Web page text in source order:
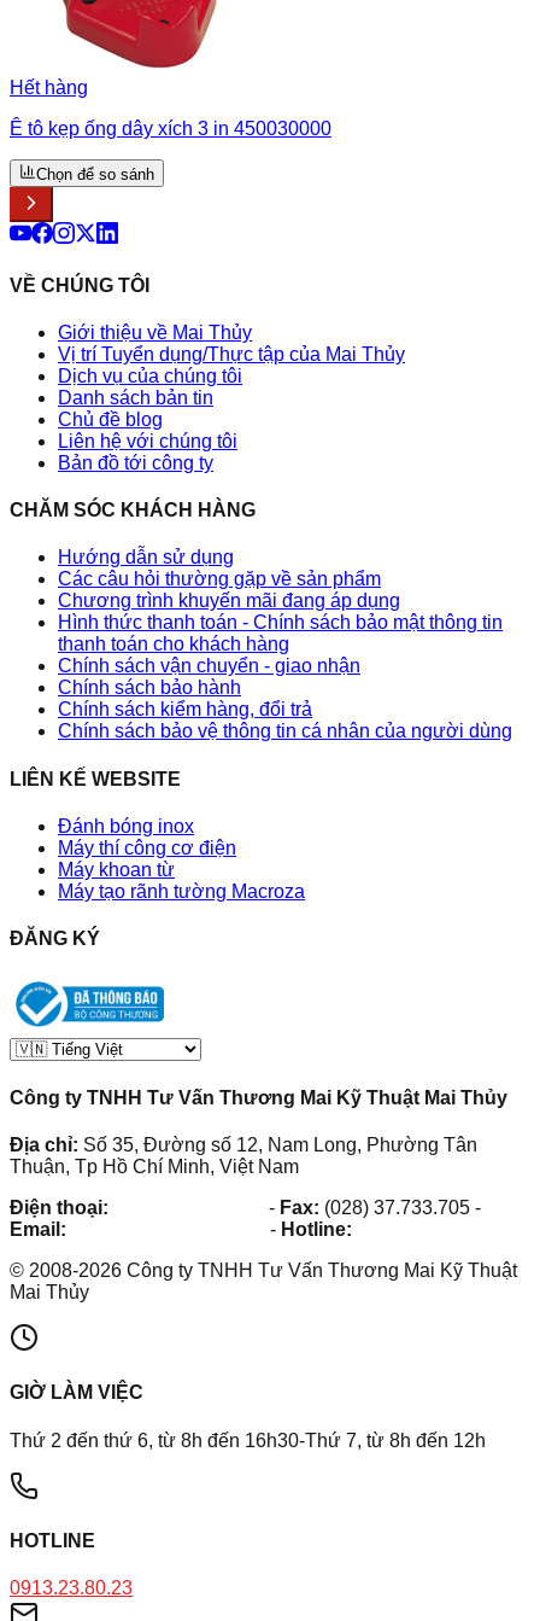
Hết hàng
Ê tô kẹp ống dây xích 3 in 450030000
Chọn để so sánh
VỀ CHÚNG TÔI
Giới thiệu về Mai Thủy
Vị trí Tuyển dụng/Thực tập của Mai Thủy
Dịch vụ của chúng tôi
Danh sách bản tin
Chủ đề blog
Liên hệ với chúng tôi
Bản đồ tới công ty
CHĂM SÓC KHÁCH HÀNG
Hướng dẫn sử dụng
Các câu hỏi thường gặp về sản phẩm
Chương trình khuyến mãi đang áp dụng
Hình thức thanh toán - Chính sách bảo mật thông tin
thanh toán cho khách hàng
Chính sách vận chuyển - giao nhận
Chính sách bảo hành
Chính sách kiểm hàng, đổi trả
Chính sách bảo vệ thông tin cá nhân của người dùng
LIÊN KẾ WEBSITE
Đánh bóng inox
Máy thí công cơ điện
Máy khoan từ
Máy tạo rãnh tường Macroza
ĐĂNG KÝ
Công ty TNHH Tư Vấn Thương Mai Kỹ Thuật Mai Thủy
Địa chỉ: Số 35, Đường số 12, Nam Long, Phường Tân
Thuận, Tp Hồ Chí Minh, Việt Nam
Điện thoại:
- Fax: (028) 37.733.705 -
Email:
- Hotline:
© 2008-2026 Công ty TNHH Tư Vấn Thương Mai Kỹ Thuật
Mai Thủy
GIỜ LÀM VIỆC
Thứ 2 đến thứ 6, từ 8h đến 16h30-Thứ 7, từ 8h đến 12h
HOTLINE
0913.23.80.23